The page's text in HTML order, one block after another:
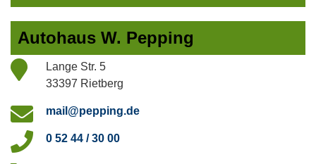
Autohaus W. Pepping
Lange Str. 5
33397 Rietberg
mail@pepping.de
0 52 44 / 30 00